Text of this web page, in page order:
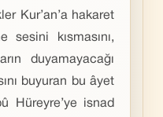
Kur’an’a hakaret
sesini kısmasını,
duyamayacağı
buyuran bu âyet
Hüreyre’ye isnad